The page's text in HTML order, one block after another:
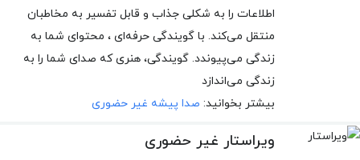
اطلاعات را به شکلی جذاب و قابل تفسیر به مخاطبان
منتقل می‌کند. با گویندگی حرفه‌ای ، محتوای شما به
زندگی می‌پیوندد. گویندگی، هنری که صدای شما را به
زندگی می‌اندازد
بیشتر بخوانید: صدا پیشه غیر حضوری
ویراستار غیر حضوری